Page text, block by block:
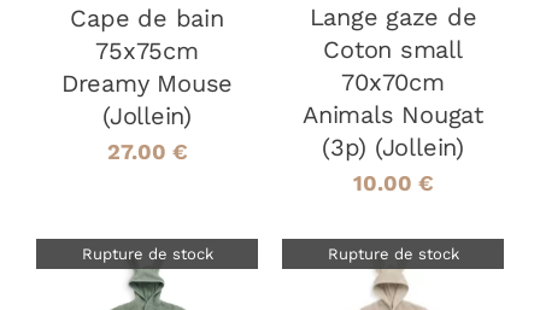
Cape de bain
75x75cm
Dreamy Mouse
(Jollein)
27.00 €
Lange gaze de
Coton small
70x70cm
Animals Nougat
(3p) (Jollein)
10.00 €
Rupture de stock Rupture de stock